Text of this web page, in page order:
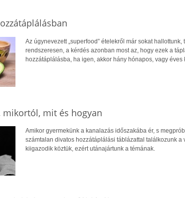
Az úgynevezett „superfood” ételekről már sokat
rendszeresen, a kérdés azonban most az, hogy ezek a
hozzátáplálásba, ha igen, akkor hány hónapos, vagy
mikortól, mit és hogyan
Amikor gyermekünk a kanalazás időszakába ér, s
számtalan divatos hozzátáplálási táblázattal találkozunk
kiigazodik köztük, ezért utánajártunk a témának.